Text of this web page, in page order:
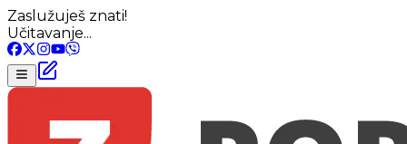
Zaslužuješ znati!
Učitavanje...